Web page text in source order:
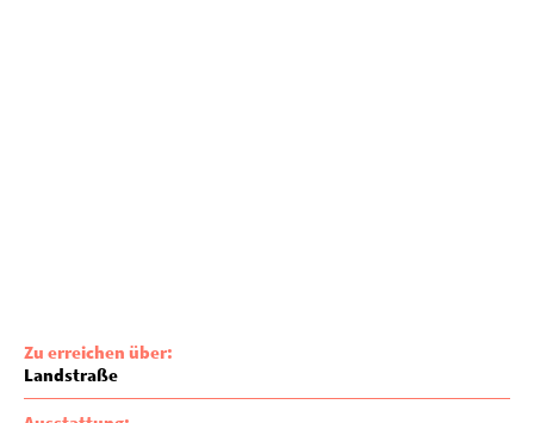
Zu erreichen über:
Landstraße